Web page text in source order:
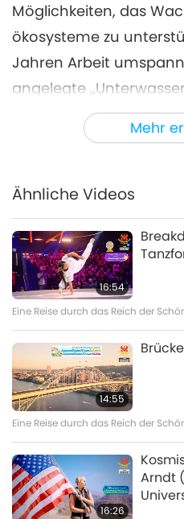
Mehr
Möglichkeiten, das
ökosysteme zu
Jahren Arbeit
angelegte
„Skulpturenparks” nun
wobei jeder Standort
Ähnliche Videos
16:54
Eine Reise durch das Reich der
14:55
Eine Reise durch das Reich der
16:26
Arndt